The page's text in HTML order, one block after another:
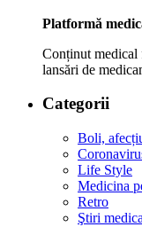
Platformă
Conținut medical
lansări de
Categorii
Boli,
Life Style
Medicina
Retro
Ştiri